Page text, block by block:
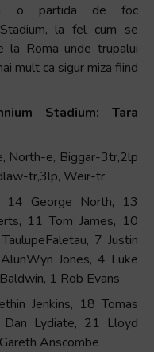
o partida de foc
la fel cum se
la Roma unde trupalui
mult ca sigur miza fiind
Stadium: Tara
North-e, Biggar-3tr,2lp
tr,3lp, Weir-tr
14 George North, 13
11 Tom James, 10
7 Justin
Jones, 4 Luke
1 Rob Evans
Jenkins, 18 Tomas
Lydiate, 21 Lloyd
Anscombe